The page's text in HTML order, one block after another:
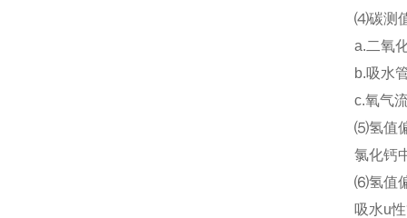
⑷碳测
a.二氧
b.吸水
c.氧气
⑸氢值
氯化钙
⑹氢值
吸水u